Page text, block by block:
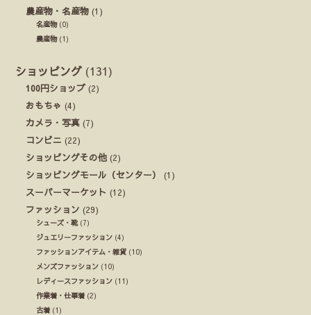
農産物・名産物 (1)
名産物(0)
農産物(1)
ショッピング (131)
100円ショップ (2)
おもちゃ (4)
カメラ・写真 (7)
コンビニ (22)
ショッピングその他 (2)
ショッピングモール（センター）
(1)
スーパーマーケット (12)
ファッション (29)
シューズ・靴(7)
ジュエリーファッション (4)
ファッションアイテム・雑貨 (10)
メンズファッション (10)
レディースファッション (11)
作業着・仕事着 (2)
古着 (1)